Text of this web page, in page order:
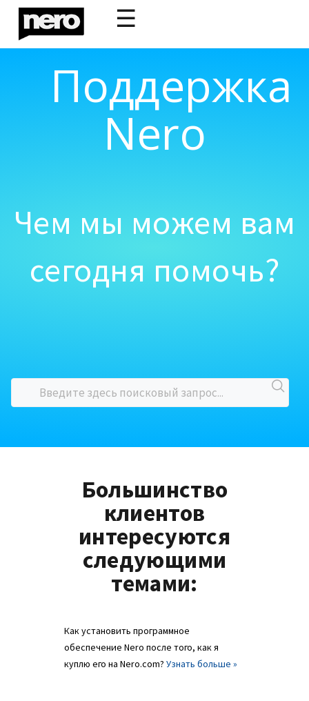
☰
Поддержка
Nero
Чем мы можем вам
сегодня помочь?
Большинство
клиентов
интересуются
следующими
темами:
Как установить программное
обеспечение Nero после того, как я
куплю его на Nero.com? Узнать больше »